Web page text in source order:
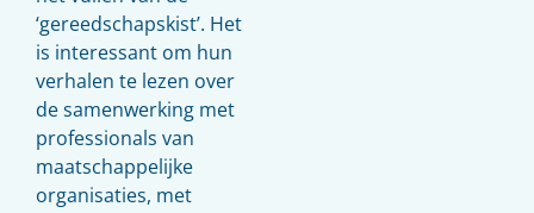
‘gereedschapskist’. Het
is interessant om hun
verhalen te lezen over
de samenwerking met
professionals van
maatschappelijke
organisaties, met